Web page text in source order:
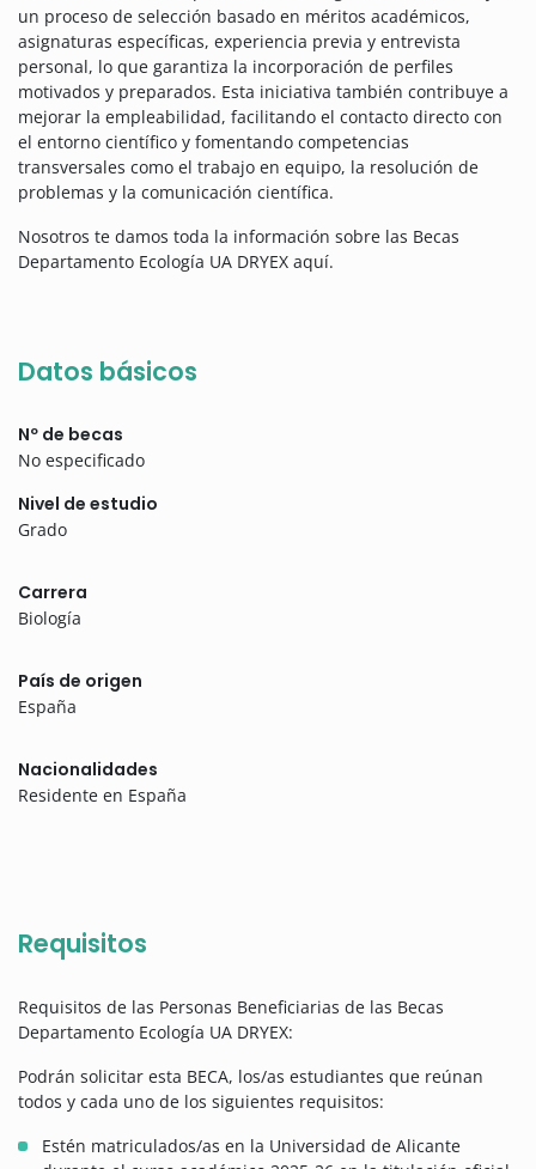
un proceso de selección basado en méritos académicos,
asignaturas específicas, experiencia previa y entrevista
personal, lo que garantiza la incorporación de perfiles
motivados y preparados. Esta iniciativa también contribuye a
mejorar la empleabilidad, facilitando el contacto directo con
el entorno científico y fomentando competencias
transversales como el trabajo en equipo, la resolución de
problemas y la comunicación científica.
Nosotros te damos toda la información sobre las Becas
Departamento Ecología UA DRYEX aquí.
Datos básicos
Nº de becas
No especificado
Nivel de estudio
Grado
Carrera
Biología
País de origen
España
Nacionalidades
Residente en España
Requisitos
Requisitos de las Personas Beneficiarias de las Becas
Departamento Ecología UA DRYEX:
Podrán solicitar esta BECA, los/as estudiantes que reúnan
todos y cada uno de los siguientes requisitos:
Estén matriculados/as en la Universidad de Alicante